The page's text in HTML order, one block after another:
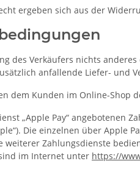
ergeben sich aus der
des Verkäufers nichts
anfallende Liefer- und
dem Kunden im Online-Shop
„Apple Pay“
Die einzelnen über
weiterer Zahlungsdienste
im Internet unter https://